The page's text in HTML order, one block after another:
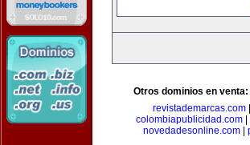
Otros dominios en venta:
revistademarcas.com
colombiapublicidad.com
novedadesonline.com